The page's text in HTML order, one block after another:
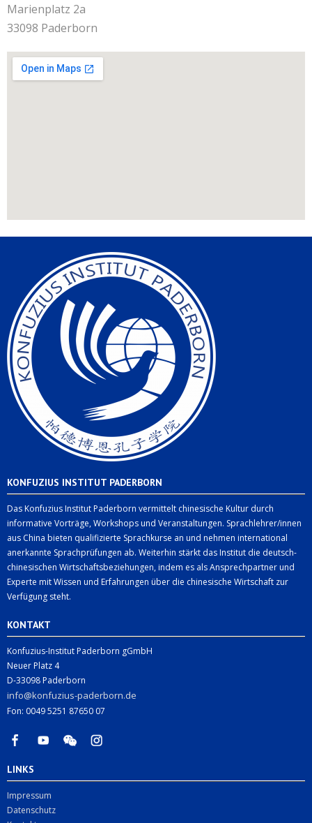
Marienplatz 2a
33098 Paderborn
KONFUZIUS INSTITUT PADERBORN
Das Konfuzius Institut Paderborn vermittelt chinesische Kultur durch
informative Vorträge, Workshops und Veranstaltungen. Sprachlehrer/innen
aus China bieten qualifizierte Sprachkurse an und nehmen international
anerkannte Sprachprüfungen ab. Weiterhin stärkt das Institut die deutsch-
chinesischen Wirtschaftsbeziehungen, indem es als Ansprechpartner und
Experte mit Wissen und Erfahrungen über die chinesische Wirtschaft zur
Verfügung steht.
KONTAKT
Konfuzius-Institut Paderborn gGmbH
Neuer Platz 4
D-33098 Paderborn
info@konfuzius-paderborn.de
Fon: 0049 5251 87650 07
LINKS
Impressum
Datenschutz